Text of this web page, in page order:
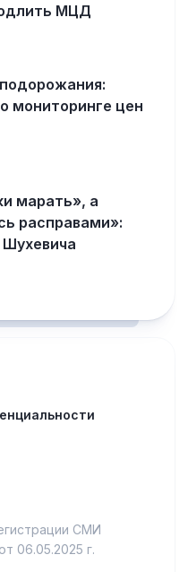
МЦД
мониторинге цен
марать», а
расправами»:
Шухевича
СМИ
06.05.2025 г.